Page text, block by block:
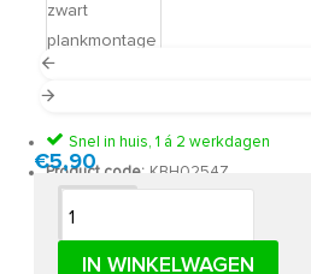
Snel in huis, 1 á 2 werkdagen
Product code: KBH0254Z
€5,90
IN WINKELWAGEN